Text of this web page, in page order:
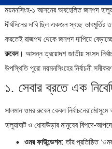
ময়মনসিংহ-১ আসনের অবহেলিত জনপদ
দীর্ঘদিনের দাবি ছিল একজন স্বচ্ছ
করতেই রাজপথ থেকে জনপদ দাপিয়ে
রুবেল। আসন্ন ত্রয়োদশ জাতীয় সংসদ
উপস্থিতি পুরো ময়মনসিংহের নির্বাচনী
১. সেবার ব্রতে এক
সালমান ওমর রুবেল কেবল নির্বাচনের
হালুয়াঘাট ও ধোবাউড়ার মানুষের বিপদে-
ওমর ফাউন্ডেশন: তাঁর প্রতিষ্ঠিত